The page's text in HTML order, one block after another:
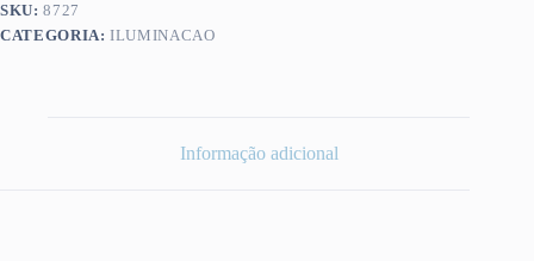
SKU:8727
CATEGORIA:ILUMINACAO
Informação adicional